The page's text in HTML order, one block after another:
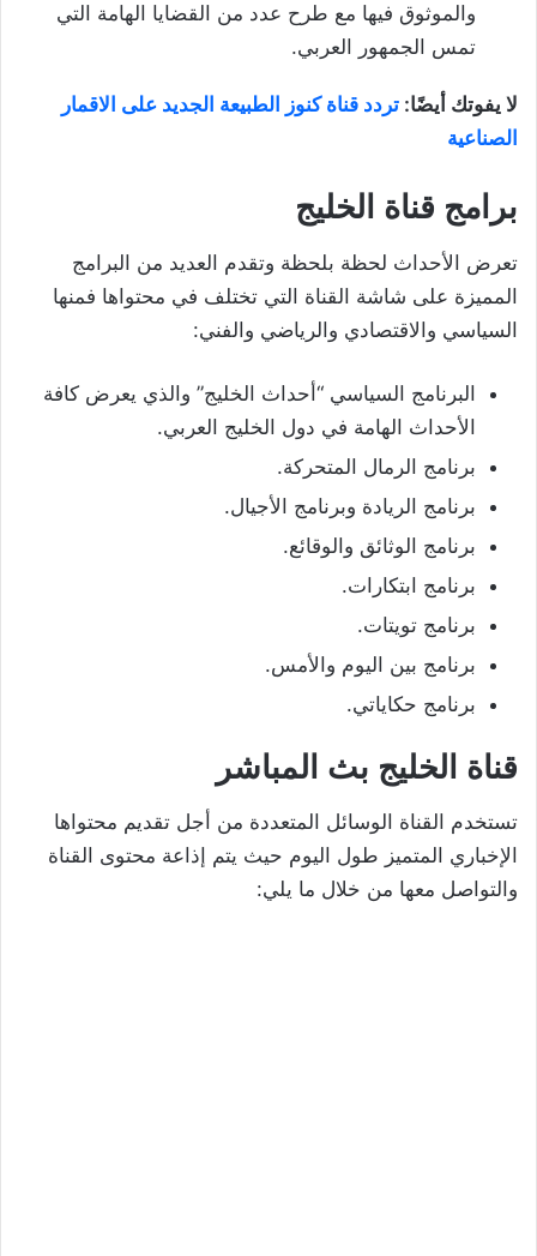
والموثوق فيها مع طرح عدد من القضايا الهامة التي
تمس الجمهور العربي.
لا يفوتك أيضًا: تردد قناة كنوز الطبيعة الجديد على الاقمار
الصناعية
برامج قناة الخليج
تعرض الأحداث لحظة بلحظة وتقدم العديد من البرامج
المميزة على شاشة القناة التي تختلف في محتواها فمنها
السياسي والاقتصادي والرياضي والفني:
البرنامج السياسي “أحداث الخليج” والذي يعرض كافة
الأحداث الهامة في دول الخليج العربي.
برنامج الرمال المتحركة.
برنامج الريادة وبرنامج الأجيال.
برنامج الوثائق والوقائع.
برنامج ابتكارات.
برنامج تويتات.
برنامج بين اليوم والأمس.
برنامج حكاياتي.
قناة الخليج بث المباشر
تستخدم القناة الوسائل المتعددة من أجل تقديم محتواها
الإخباري المتميز طول اليوم حيث يتم إذاعة محتوى القناة
والتواصل معها من خلال ما يلي: